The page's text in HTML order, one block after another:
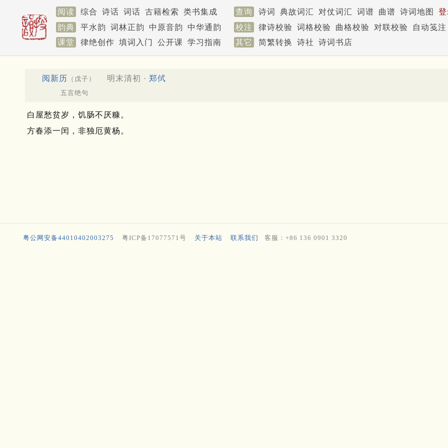
阅读 综合 诗话 词话 古籍检索 类书集成 查询 诗词 典故词汇 对仗词汇 词谱 曲谱 诗词地图
韵典
平水韵 词林正韵 中原音韵 中华通韵 校注 律诗校验 词格校验 曲格校验 对联校验
自动笺注
课堂
律绝创作 填词入门 公开课 学习指南 其它 简繁转换 诗社 诗词书店
阅新历 （戊子） 明末清初 · 郑侙
五言绝句
白屋愁贫岁，饥肠不厌糠。
方春添一闰，非独厄黄杨。
粤公网安备44010402003275 粤ICP备17077571号 关于本站 联系我们 客服：+86 136 0901 3320